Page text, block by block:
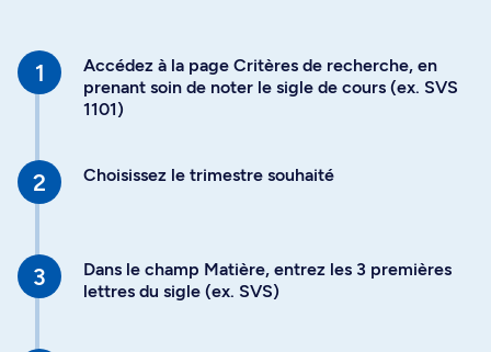
Accédez à la page Critères de recherche, en
prenant soin de noter le sigle de cours (ex. SVS
1101)
Choisissez le trimestre souhaité
Dans le champ Matière, entrez les 3 premières
lettres du sigle (ex. SVS)